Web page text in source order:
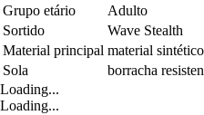
Grupo etário
Adulto
Sortido
Wave Stealth
Material principal material sintético
Sola
borracha
Loading...
Loading...